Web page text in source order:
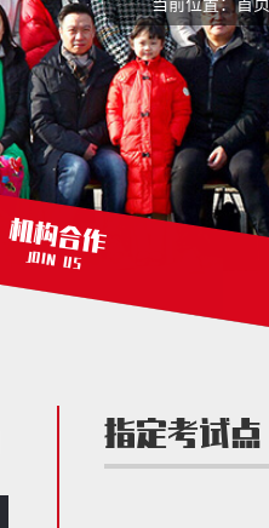
机构合作
JOIN US
指定考试点